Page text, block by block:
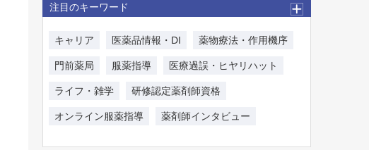
注目のキーワード
キャリア 医薬品情報・DI 薬物療法・作用機序
門前薬局 服薬指導 医療過誤・ヒヤリハット
ライフ・雑学 研修認定薬剤師資格
オンライン服薬指導 薬剤師インタビュー